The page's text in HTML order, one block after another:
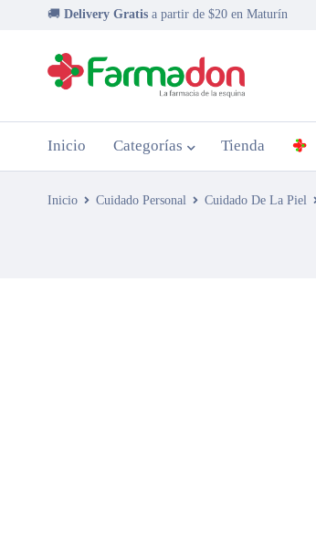
🚚 Delivery Gratis a partir de $20 en Maturín
Inicio Categorías Tienda
Inicio Cuidado Personal Cuidado De La Piel